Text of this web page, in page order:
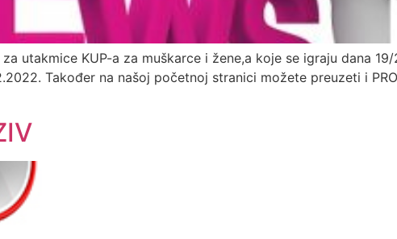
utakmice KUP-a za muškarce i žene,a koje se igraju dana
Također na našoj početnoj stranici možete preuzeti i